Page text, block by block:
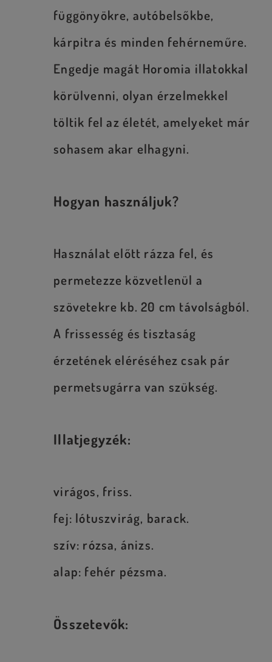
függönyökre, autóbelsőkbe,
kárpitra és minden fehérneműre.
Engedje magát Horomia illatokkal
körülvenni, olyan érzelmekkel
töltik fel az életét, amelyeket már
sohasem akar elhagyni.
Hogyan használjuk?
Használat előtt rázza fel, és
permetezze közvetlenül a
szövetekre kb. 20 cm távolságból.
A frissesség és tisztaság
érzetének eléréséhez csak pár
permetsugárra van szükség.
Illatjegyzék:
virágos, friss.
fej: lótuszvirág, barack.
szív: rózsa, ánizs.
alap: fehér pézsma.
Összetevők: